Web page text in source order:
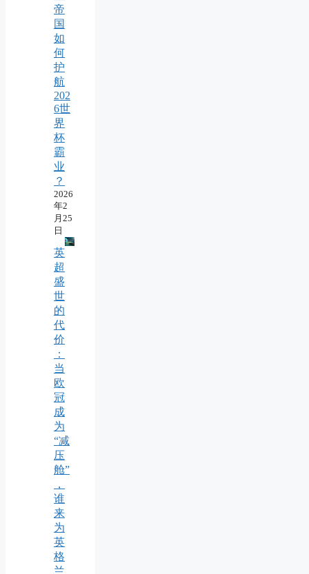
帝
国
如
何
护
航
202
6世
界
杯
霸
业
？
2026
年2
月25
日
英
超
盛
世
的
代
价
：
当
欧
冠
成
为
“减
压
舱”
，
谁
来
为
英
格
兰